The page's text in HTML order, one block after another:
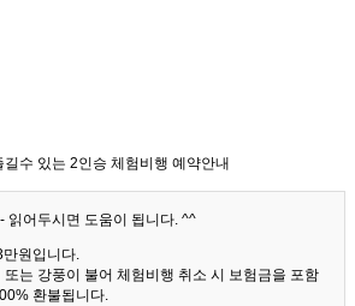
수 있는 2인승 체험비행 예약안내
읽어두시면 도움이 됩니다. ^^
원입니다.
는 강풍이 불어 체험비행 취소 시 보험금을 포함
환불됩니다.